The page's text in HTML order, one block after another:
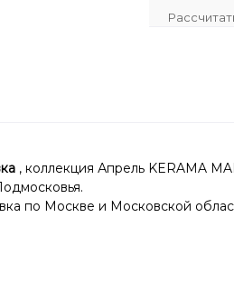
, коллекция Апрель KERAMA
по Москве и Московской